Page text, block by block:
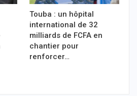
Touba : un hôpital
international de 32
milliards de FCFA en
chantier pour
renforcer…